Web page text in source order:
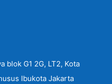
blok G1 2G, LT2, Kota
Ibukota Jakarta